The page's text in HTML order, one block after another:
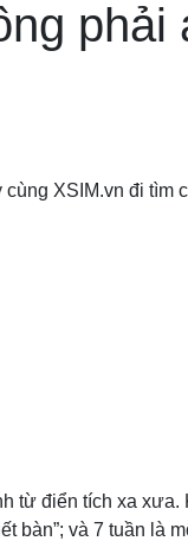
phải
XSIM.vn đi
từ điển tích xa
và 7 tuần là